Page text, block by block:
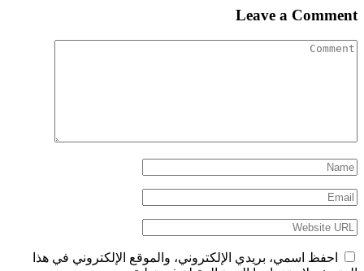
Leave a Comment
احفظ اسمي، بريدي الإلكتروني، والموقع الإلكتروني في هذا